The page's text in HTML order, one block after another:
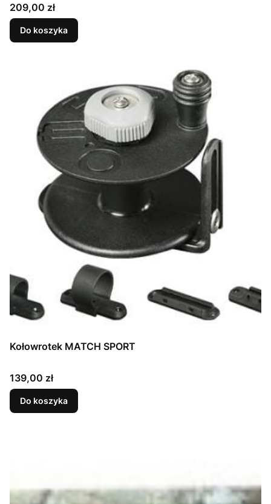
Cena
209,00 zł
Do koszyka
Kołowrotek MATCH SPORT
Cena
139,00 zł
Do koszyka